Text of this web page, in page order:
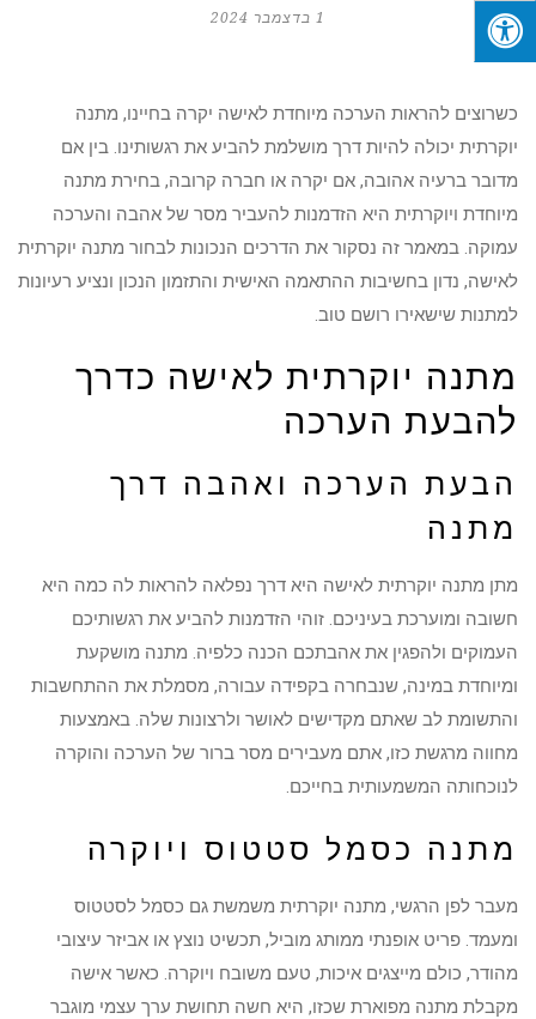
כשרוצים להראות הערכה מיוחדת לאישה יקרה בחיינו, מתנה
יוקרתית יכולה להיות דרך מושלמת להביע את רגשותינו. בין אם
מדובר ברעיה אהובה, אם יקרה או חברה קרובה, בחירת מתנה
מיוחדת ויוקרתית היא הזדמנות להעביר מסר של אהבה והערכה
עמוקה. במאמר זה נסקור את הדרכים הנכונות לבחור מתנה יוקרתית
לאישה, נדון בחשיבות ההתאמה האישית והתזמון הנכון ונציע רעיונות
למתנות שישאירו רושם טוב.
מתנה יוקרתית לאישה כדרך
להבעת הערכה
הבעת הערכה ואהבה דרך
מתנה
מתן מתנה יוקרתית לאישה היא דרך נפלאה להראות לה כמה היא
חשובה ומוערכת בעיניכם. זוהי הזדמנות להביע את רגשותיכם
העמוקים ולהפגין את אהבתכם הכנה כלפיה. מתנה מושקעת
ומיוחדת במינה, שנבחרה בקפידה עבורה, מסמלת את ההתחשבות
והתשומת לב שאתם מקדישים לאושר ולרצונות שלה. באמצעות
מחווה מרגשת כזו, אתם מעבירים מסר ברור של הערכה והוקרה
לנוכחותה המשמעותית בחייכם.
מתנה כסמל סטטוס ויוקרה
מעבר לפן הרגשי, מתנה יוקרתית משמשת גם כסמל לסטטוס
ומעמד. פריט אופנתי ממותג מוביל, תכשיט נוצץ או אביזר עיצובי
מהודר, כולם מייצגים איכות, טעם משובח ויוקרה. כאשר אישה
מקבלת מתנה מפוארת שכזו, היא חשה תחושת ערך עצמי מוגבר